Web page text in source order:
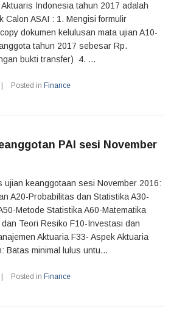
Indonesia tahun 2017 adalah
Calon ASAI : 1. Mengisi formulir
dokumen kelulusan mata ujian A10-
tahun 2017 sebesar Rp.
bukti transfer) 4. ...
Posted in Finance
PAI sesi November
ujian keanggotaan sesi November 2016:
A20-Probabilitas dan Statistika A30-
Metode Statistika A60-Matematika
Teori Resiko F10-Investasi dan
Aktuaria F33- Aspek Aktuaria
Batas minimal lulus untu...
Posted in Finance